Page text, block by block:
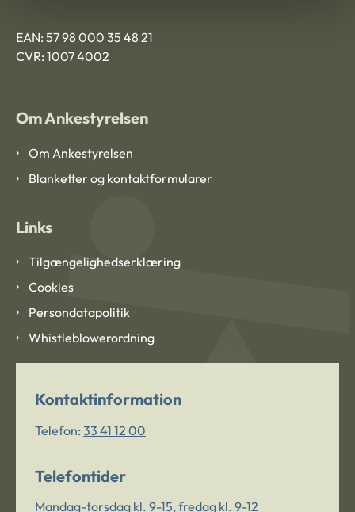
EAN: 57 98 000 35 48 21
CVR: 1007 4002
Om Ankestyrelsen
Om Ankestyrelsen
Blanketter og kontaktformularer
Links
Tilgængelighedserklæring
Cookies
Persondatapolitik
Whistleblowerordning
Kontaktinformation
Telefon: 33 41 12 00
Telefontider
Mandag-torsdag kl. 9-15, fredag kl. 9-12